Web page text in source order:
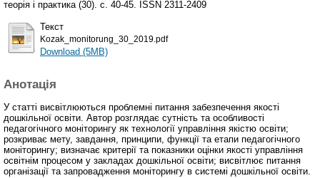
теорія і практика (30). с. 40-45. ISSN 2311-2409
Текст
Kozak_monitorung_30_2019.pdf
Download (5MB)
Анотація
У статті висвітлюються проблемні питання забезпечення якості
дошкільної освіти. Автор розглядає сутність та особливості
педагогічного моніторингу як технології управління якістю освіти;
розкриває мету, завдання, принципи, функції та етапи педагогічного
моніторингу; визначає критерії та показники оцінки якості управління
освітнім процесом у закладах дошкільної освіти; висвітлює питання
організації та запровадження моніторингу в системі дошкільної освіти.